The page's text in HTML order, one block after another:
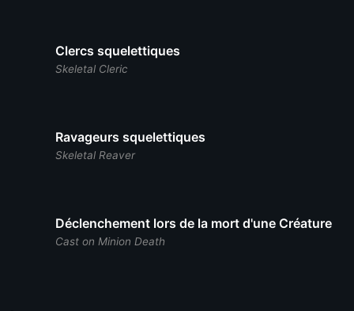
Clercs squelettiques
Skeletal Cleric
Ravageurs squelettiques
Skeletal Reaver
Déclenchement lors de la mort d'une Créature
Cast on Minion Death